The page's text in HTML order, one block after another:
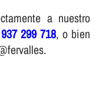
a nuestro
937 299 718, o bien